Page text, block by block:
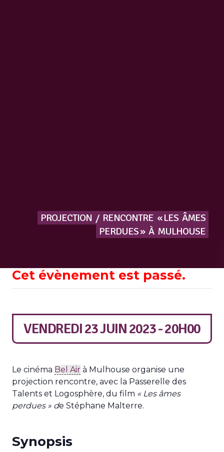
PROJECTION / RENCONTRE « LES ÂMES
PERDUES » À MULHOUSE
Cet évènement est passé.
VENDREDI 23 JUIN 2023 - 20H00
Le cinéma Bel Air à Mulhouse organise une
projection rencontre, avec la Passerelle des
Talents et Logosphère, du film « Les âmes
perdues » de Stéphane Malterre.
Synopsis